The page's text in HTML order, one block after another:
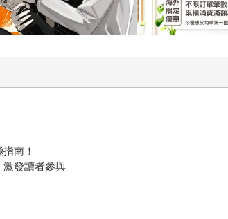
南！
激發讀者參與